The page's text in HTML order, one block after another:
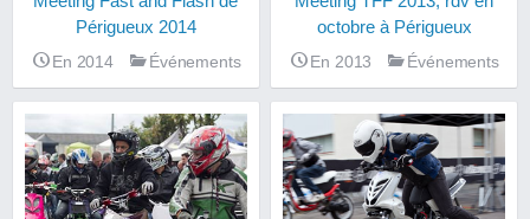
Périgueux 2014
En 2014 Événements
octobre à Périgueux
En 2013 Événements